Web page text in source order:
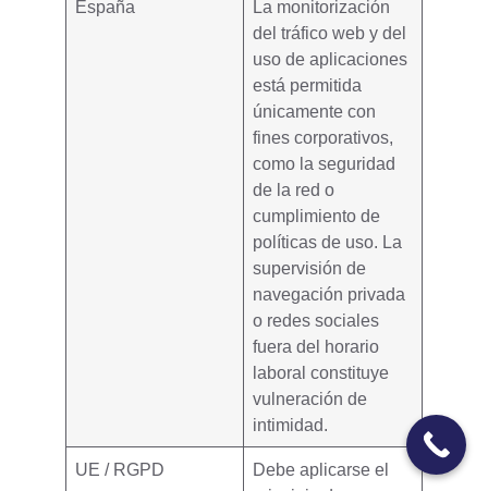
España
La monitorización
del tráfico web y del
uso de aplicaciones
está permitida
únicamente con
fines corporativos,
como la seguridad
de la red o
cumplimiento de
políticas de uso. La
supervisión de
navegación privada
o redes sociales
fuera del horario
laboral constituye
vulneración de
intimidad.
UE / RGPD
Debe aplicarse el